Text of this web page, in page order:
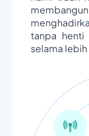
tanpa henti
selama lebih